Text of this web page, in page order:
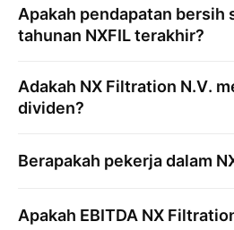
Apakah pendapatan bersih
tahunan NXFILterakhir?
Adakah NX Filtration N.V.
dividen?
Berapakah pekerja dalam
Apakah EBITDA NX